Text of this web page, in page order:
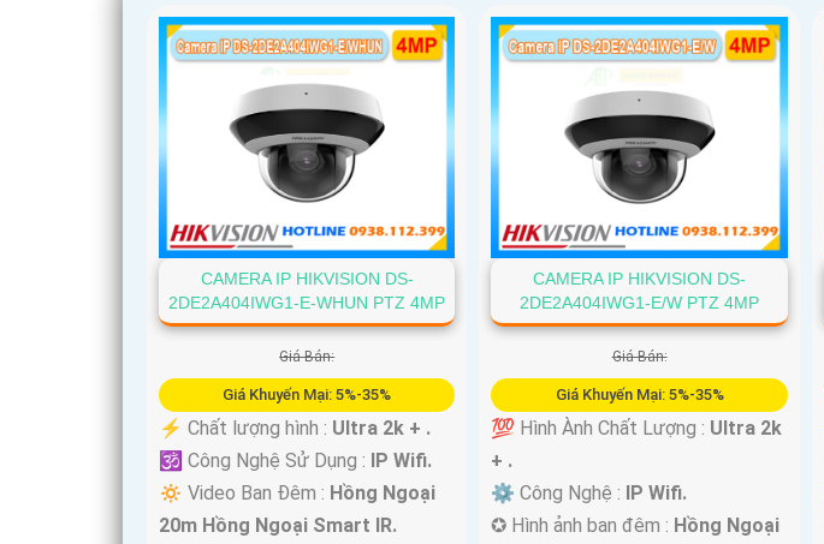
CAMERA IP HIKVISION DS-
2DE2A404IWG1-E-WHUN PTZ 4MP
Giá Bán:
Giá Khuyến Mại: 5%-35%
️⚡ Chất lượng hình : Ultra 2k + .
🕉️ Công Nghệ Sử Dụng :
IP Wifi.
🔅 Video Ban Đêm : Hồng Ngoại
20m Hồng Ngoại Smart IR.
CAMERA IP HIKVISION DS-
2DE2A404IWG1-E/W PTZ 4MP
Giá Bán:
Giá Khuyến Mại: 5%-35%
💯 Hình Ành Chất Lượng : Ultra 2k
+ .
⚙ Công Nghệ :
IP Wifi.
✪ Hình ảnh ban đêm : Hồng Ngoại